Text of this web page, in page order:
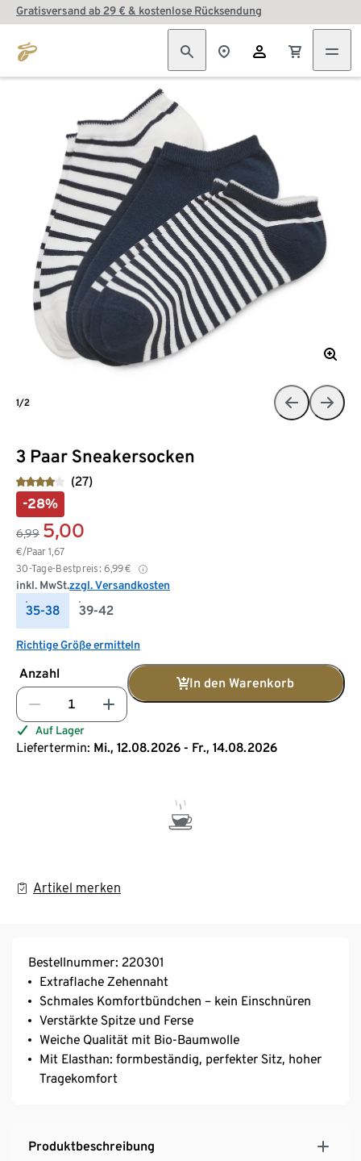
Gratisversand ab 29 € & kostenlose Rücksendung
3 Paar Sneakersocken
(27)
-28%
6,99 5,00
€/Paar 1,67
30-Tage-Bestpreis: 6,99€
inkl. MwSt.zzgl. Versandkosten
35-38 39-42
Richtige Größe ermitteln
Anzahl
In den Warenkorb
Auf Lager
Liefertermin: Mi., 12.08.2026 - Fr., 14.08.2026
Artikel merken
1/2
Bestellnummer: 220301
Extraflache Zehennaht
Schmales Komfortbündchen – kein Einschnüren
Verstärkte Spitze und Ferse
Weiche Qualität mit Bio-Baumwolle
Mit Elasthan: formbeständig, perfekter Sitz, hoher
Tragekomfort
Produktbeschreibung